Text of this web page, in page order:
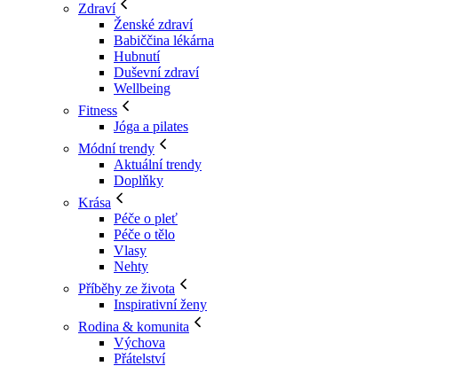
Zdraví
Ženské zdraví
Babiččina lékárna
Hubnutí
Duševní zdraví
Wellbeing
Fitness
Jóga a pilates
Módní trendy
Aktuální trendy
Doplňky
Krása
Péče o pleť
Péče o tělo
Vlasy
Nehty
Příběhy ze života
Inspirativní ženy
Rodina & komunita
Výchova
Přátelství